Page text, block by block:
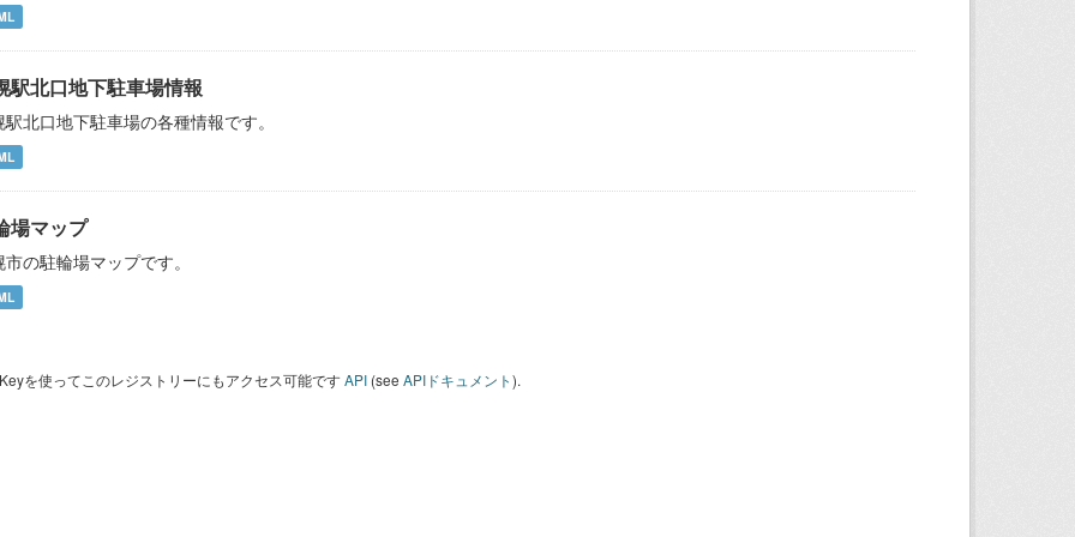
駅北口地下駐車場情報
駅北口地下駐車場の各種情報です。
場マップ
の駐輪場マップです。
を使ってこのレジストリーにもアクセス可能ですAPI (see APIドキュメント).